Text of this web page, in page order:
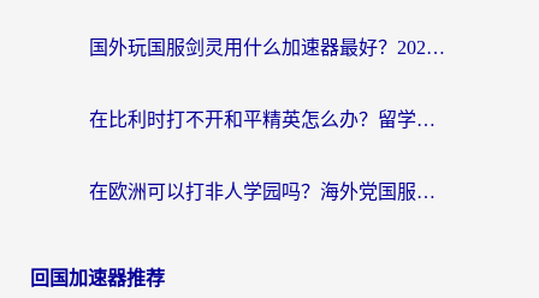
国外玩国服剑灵用什么加速器最好？2026海外玩家亲测指南（附魔兽世界怀旧服精灵之境加速技巧）
在比利时打不开和平精英怎么办？留学生亲测有效的国服游戏加速方案
在欧洲可以打非人学园吗？海外党国服游戏不卡顿的终极指南
回国加速器推荐